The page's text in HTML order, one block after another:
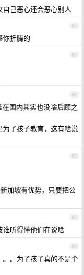
己恶心还会恶心别人
84
你折腾的
85
86
国内其实也没啥后顾之
了孩子教育，这有啥说
87
加坡有优势，只要把公
88
听得懂他们在说啥
89
。为了孩子真的不是个